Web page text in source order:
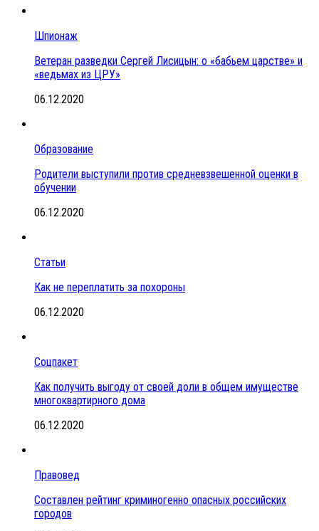
Шпионаж
Ветеран разведки Сергей Лисицын: о «бабьем царстве» и
«ведьмах из ЦРУ»
06.12.2020
Образование
Родители выступили против средневзвешенной оценки в
обучении
06.12.2020
Статьи
Как не переплатить за похороны
06.12.2020
Соцпакет
Как получить выгоду от своей доли в общем имуществе
многоквартирного дома
06.12.2020
Правовед
Составлен рейтинг криминогенно опасных российских
городов